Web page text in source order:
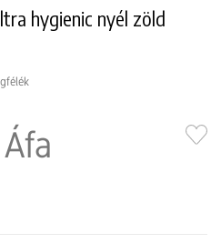
hygienic nyél zöld